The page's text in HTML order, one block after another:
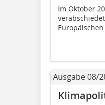
Im Oktober
Ausgabe 08/